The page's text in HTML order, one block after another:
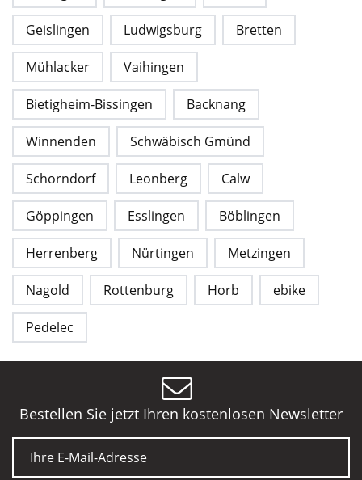
Geislingen Ludwigsburg Bretten
Mühlacker Vaihingen
Bietigheim-Bissingen Backnang
Winnenden Schwäbisch Gmünd
Schorndorf Leonberg Calw
Göppingen Esslingen Böblingen
Herrenberg Nürtingen Metzingen
Nagold Rottenburg Horb ebike
Pedelec
Bestellen Sie jetzt Ihren kostenlosen Newsletter
E-Mail